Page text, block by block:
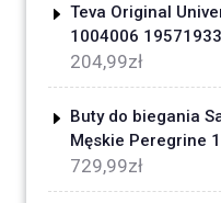
Teva Original
1004006
204,99zł
Buty do biegania
Męskie Peregrine
729,99zł